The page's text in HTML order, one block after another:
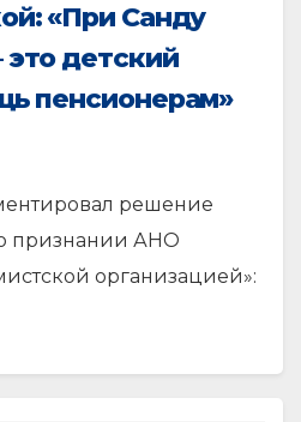
«При Санду
детский
пенсионерам»
решение
признании АНО
организацией»: